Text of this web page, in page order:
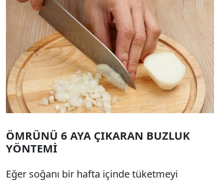
ÖMRÜNÜ 6 AYA ÇIKARAN BUZLUK
YÖNTEMİ
Eğer soğanı bir hafta içinde tüketmeyi